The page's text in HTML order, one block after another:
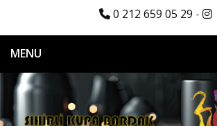
0 212 659 05 29 -
MENU
Özer